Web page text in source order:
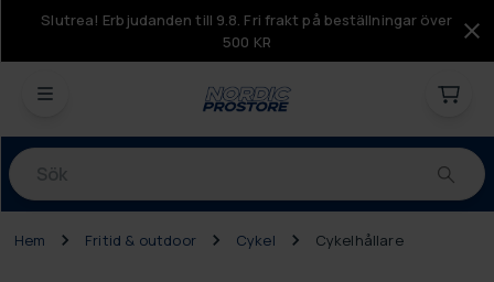
Slutrea! Erbjudanden till 9.8. Fri frakt på beställningar över
500 KR
Produkter
Hem Fritid & outdoor Cykel Cykelhållare